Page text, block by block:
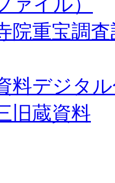
院重宝調
料デジタ
旧蔵資料